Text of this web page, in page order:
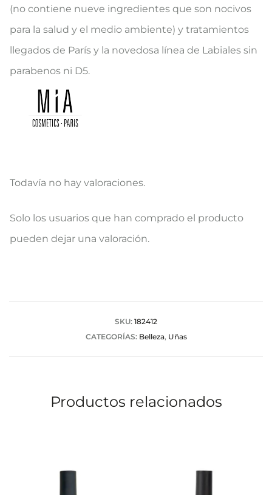
(no contiene nueve ingredientes que son nocivos
para la salud y el medio ambiente) y tratamientos
llegados de París y la novedosa línea de Labiales sin
parabenos ni D5.
V
a
Todavía no hay valoraciones.
Solo los usuarios que han comprado el producto
pueden dejar una valoración.
SKU: 182412
CATEGORÍAS: Belleza, Uñas
Productos relacionados